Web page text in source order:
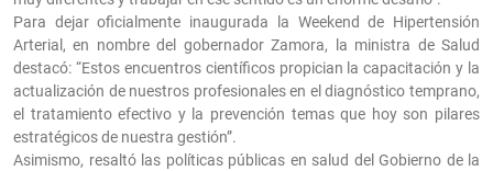
Para dejar oficialmente inaugurada la Weekend de Hipertensión
Arterial, en nombre del gobernador Zamora, la ministra de Salud
destacó: “Estos encuentros científicos propician la capacitación y la
actualización de nuestros profesionales en el diagnóstico temprano,
el tratamiento efectivo y la prevención temas que hoy son pilares
estratégicos de nuestra gestión”.
Asimismo, resaltó las políticas públicas en salud del Gobierno de la